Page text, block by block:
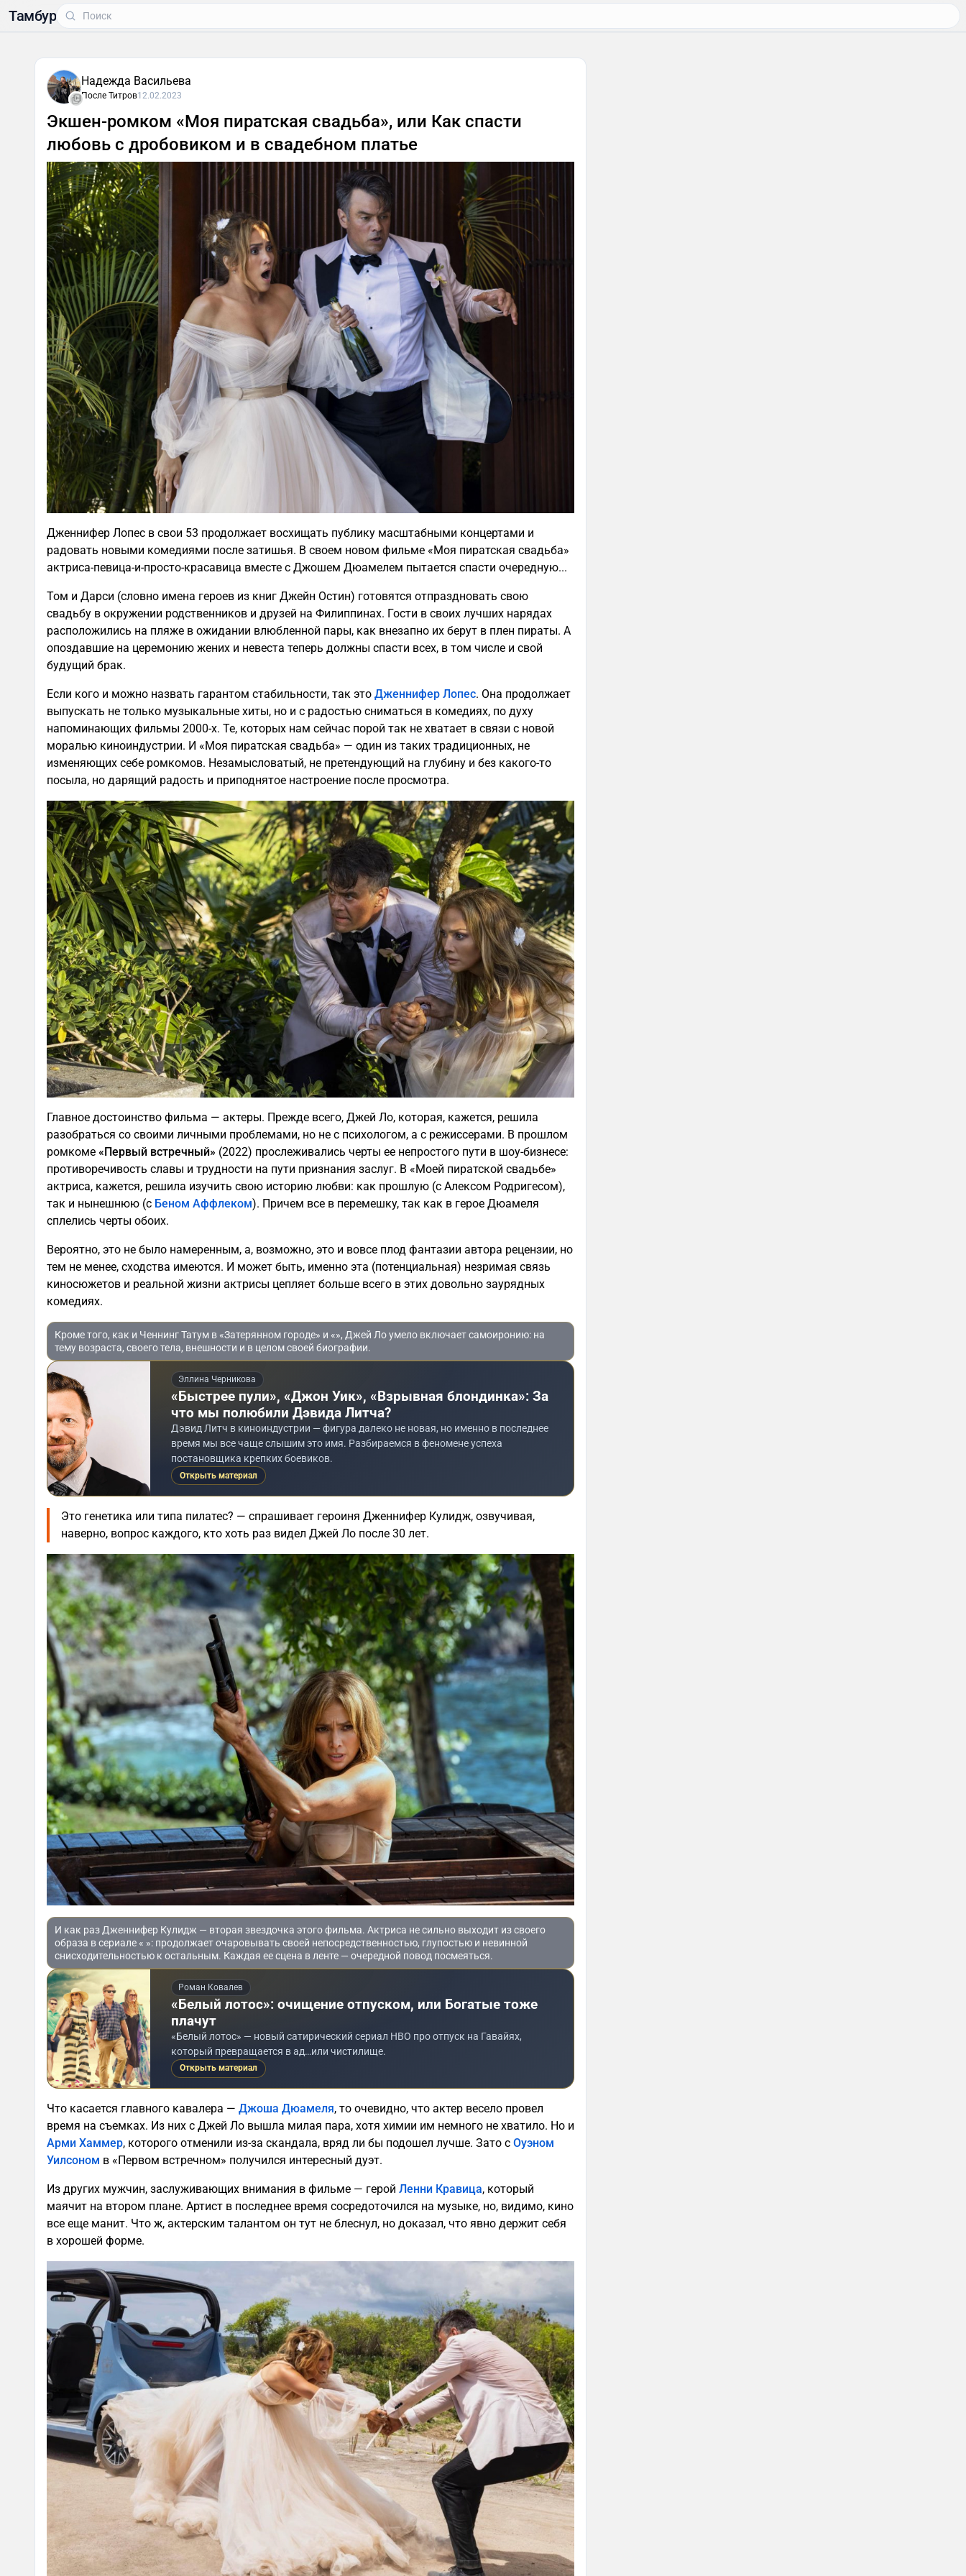
Тамбур
Надежда Васильева
После Титров12.02.2023
Экшен-ромком «Моя пиратская свадьба», или Как спасти
любовь с дробовиком и в свадебном платье
Дженнифер Лопес в свои 53 продолжает восхищать публику масштабными концертами и
радовать новыми комедиями после затишья. В своем новом фильме «Моя пиратская свадьба»
актриса-певица-и-просто-красавица вместе с Джошем Дюамелем пытается спасти очередную...
Том и Дарси (словно имена героев из книг Джейн Остин) готовятся отпраздновать свою
свадьбу в окружении родственников и друзей на Филиппинах. Гости в своих лучших нарядах
расположились на пляже в ожидании влюбленной пары, как внезапно их берут в плен пираты. А
опоздавшие на церемонию жених и невеста теперь должны спасти всех, в том числе и свой
будущий брак.
Если кого и можно назвать гарантом стабильности, так это Дженнифер Лопес. Она продолжает
выпускать не только музыкальные хиты, но и с радостью сниматься в комедиях, по духу
напоминающих фильмы 2000-х. Те, которых нам сейчас порой так не хватает в связи с новой
моралью киноиндустрии. И «Моя пиратская свадьба» — один из таких традиционных, не
изменяющих себе ромкомов. Незамысловатый, не претендующий на глубину и без какого-то
посыла, но дарящий радость и приподнятое настроение после просмотра.
Главное достоинство фильма — актеры. Прежде всего, Джей Ло, которая, кажется, решила
разобраться со своими личными проблемами, но не с психологом, а с режиссерами. В прошлом
ромкоме «Первый встречный» (2022) прослеживались черты ее непростого пути в шоу-бизнесе:
противоречивость славы и трудности на пути признания заслуг. В «Моей пиратской свадьбе»
актриса, кажется, решила изучить свою историю любви: как прошлую (с Алексом Родригесом),
так и нынешнюю (с Беном Аффлеком). Причем все в перемешку, так как в герое Дюамеля
сплелись черты обоих.
Вероятно, это не было намеренным, а, возможно, это и вовсе плод фантазии автора рецензии, но
тем не менее, сходства имеются. И может быть, именно эта (потенциальная) незримая связь
киносюжетов и реальной жизни актрисы цепляет больше всего в этих довольно заурядных
комедиях.
Кроме того, как и Ченнинг Татум в «Затерянном городе» и «», Джей Ло умело включает самоиронию: на
тему возраста, своего тела, внешности и в целом своей биографии.
Эллина Черникова
«Быстрее пули», «Джон Уик», «Взрывная блондинка»: За
что мы полюбили Дэвида Литча?
Дэвид Литч в киноиндустрии — фигура далеко не новая, но именно в последнее
время мы все чаще слышим это имя. Разбираемся в феномене успеха
постановщика крепких боевиков.
Открыть материал
Это генетика или типа пилатес? — спрашивает героиня Дженнифер Кулидж, озвучивая,
наверно, вопрос каждого, кто хоть раз видел Джей Ло после 30 лет.
И как раз Дженнифер Кулидж — вторая звездочка этого фильма. Актриса не сильно выходит из своего
образа в сериале « »: продолжает очаровывать своей непосредственностью, глупостью и невинной
снисходительностью к остальным. Каждая ее сцена в ленте — очередной повод посмеяться.
Роман Ковалев
«Белый лотос»: очищение отпуском, или Богатые тоже
плачут
«Белый лотос» — новый сатирический сериал HBO про отпуск на Гавайях,
который превращается в ад…или чистилище.
Открыть материал
Что касается главного кавалера — Джоша Дюамеля, то очевидно, что актер весело провел
время на съемках. Из них с Джей Ло вышла милая пара, хотя химии им немного не хватило. Но и
Арми Хаммер, которого отменили из-за скандала, вряд ли бы подошел лучше. Зато с Оуэном
Уилсоном в «Первом встречном» получился интересный дуэт.
Из других мужчин, заслуживающих внимания в фильме — герой Ленни Кравица, который
маячит на втором плане. Артист в последнее время сосредоточился на музыке, но, видимо, кино
все еще манит. Что ж, актерским талантом он тут не блеснул, но доказал, что явно держит себя
в хорошей форме.